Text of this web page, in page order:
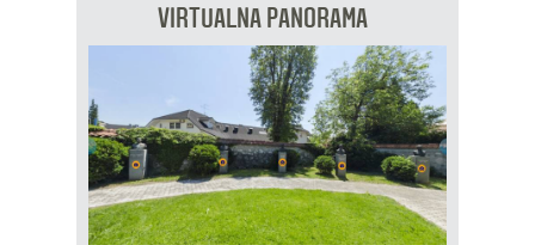
VIRTUALNA PANORAMA